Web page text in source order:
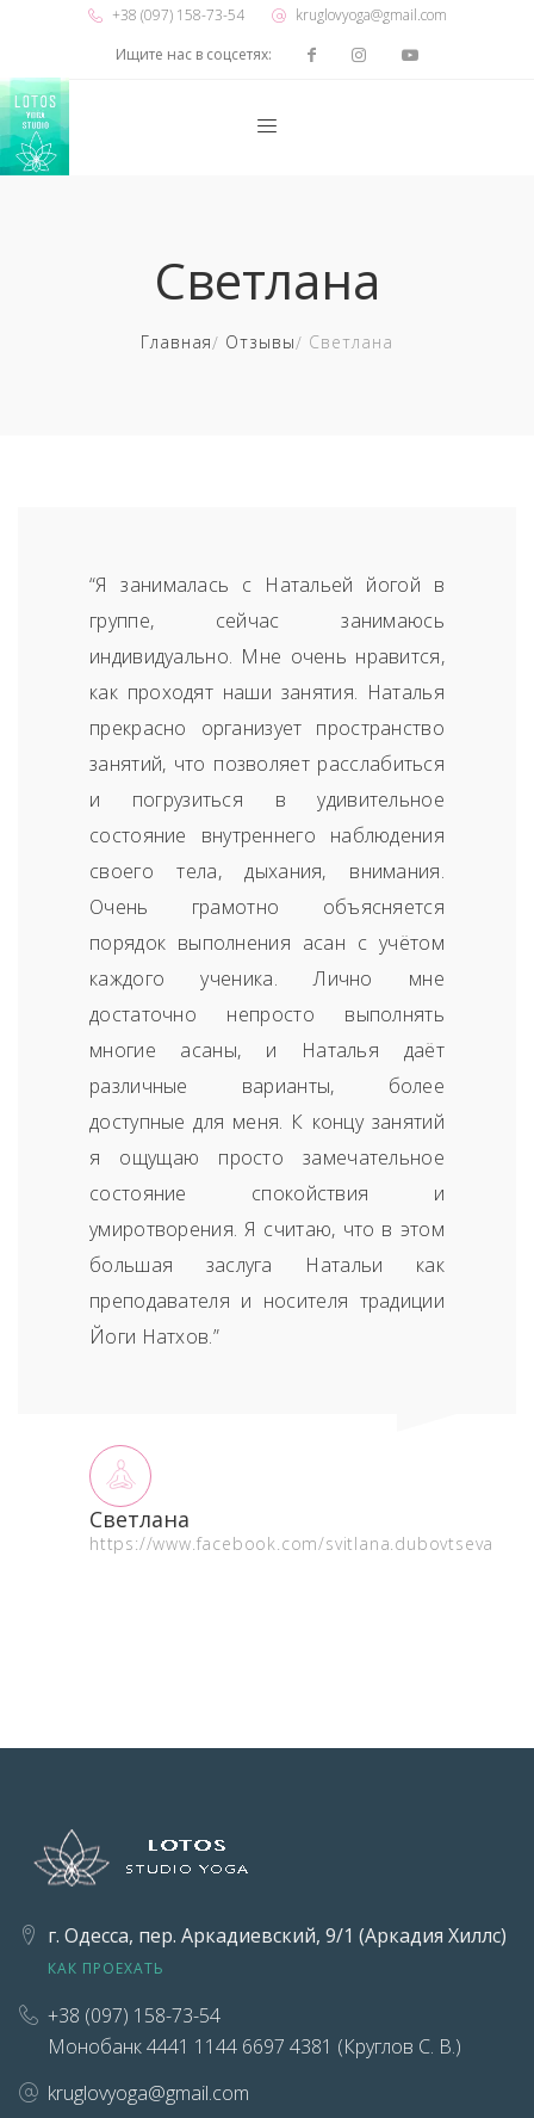
+38 (097) 158-73-54
kruglovyoga@gmail.com
Ищите нас в соцсетях:
Светлана
Главная Отзывы Светлана
“Я занималась с Натальей йогой в
группе, сейчас занимаюсь
индивидуально. Мне очень нравится,
как проходят наши занятия. Наталья
прекрасно организует пространство
занятий, что позволяет расслабиться
и погрузиться в удивительное
состояние внутреннего наблюдения
своего тела, дыхания, внимания.
Очень грамотно объясняется
порядок выполнения асан с учётом
каждого ученика. Лично мне
достаточно непросто выполнять
многие асаны, и Наталья даёт
различные варианты, более
доступные для меня. К концу занятий
я ощущаю просто замечательное
состояние спокойствия и
умиротворения. Я считаю, что в этом
большая заслуга Натальи как
преподавателя и носителя традиции
Йоги Натхов.”
Светлана
https://www.facebook.com/svitlana.dubovtseva
г. Одесса, пер. Аркадиевский, 9/1 (Аркадия Хиллс)
КАК ПРОЕХАТЬ
+38 (097) 158-73-54
Монобанк 4441 1144 6697 4381 (Круглов С. В.)
kruglovyoga@gmail.com